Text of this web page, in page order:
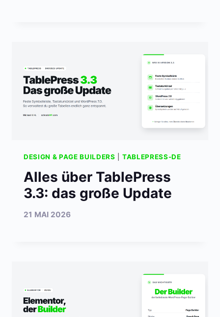
DESIGN & PAGE BUILDERS TABLEPRESS-DE
Alles über TablePress
3.3: das große Update
21 MAI 2026